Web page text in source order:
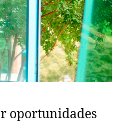
oportunidades